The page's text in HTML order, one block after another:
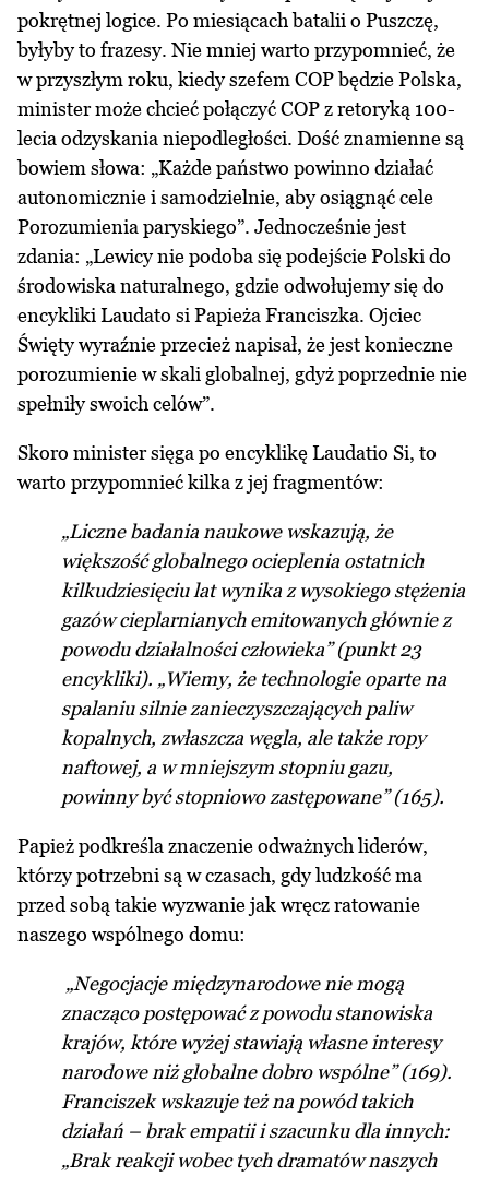
pokrętnej logice. Po miesiącach batalii o Puszczę,
byłyby to frazesy. Nie mniej warto przypomnieć, że
w przyszłym roku, kiedy szefem COP będzie Polska,
minister może chcieć połączyć COP z retoryką 100-
lecia odzyskania niepodległości. Dość znamienne są
bowiem słowa: „Każde państwo powinno działać
autonomicznie i samodzielnie, aby osiągnąć cele
Porozumienia paryskiego”. Jednocześnie jest
zdania: „Lewicy nie podoba się podejście Polski do
środowiska naturalnego, gdzie odwołujemy się do
encykliki Laudato si Papieża Franciszka. Ojciec
Święty wyraźnie przecież napisał, że jest konieczne
porozumienie w skali globalnej, gdyż poprzednie nie
spełniły swoich celów”.
Skoro minister sięga po encyklikę Laudatio Si, to
warto przypomnieć kilka z jej fragmentów:
„Liczne badania naukowe wskazują, że
większość globalnego ocieplenia ostatnich
kilkudziesięciu lat wynika z wysokiego stężenia
gazów cieplarnianych emitowanych głównie z
powodu działalności człowieka” (punkt 23
encykliki). „Wiemy, że technologie oparte na
spalaniu silnie zanieczyszczających paliw
kopalnych, zwłaszcza węgla, ale także ropy
naftowej, a w mniejszym stopniu gazu,
powinny być stopniowo zastępowane” (165).
Papież podkreśla znaczenie odważnych liderów,
którzy potrzebni są w czasach, gdy ludzkość ma
przed sobą takie wyzwanie jak wręcz ratowanie
naszego wspólnego domu:
„Negocjacje międzynarodowe nie mogą
znacząco postępować z powodu stanowiska
krajów, które wyżej stawiają własne interesy
narodowe niż globalne dobro wspólne” (169).
Franciszek wskazuje też na powód takich
działań – brak empatii i szacunku dla innych:
„Brak reakcji wobec tych dramatów naszych